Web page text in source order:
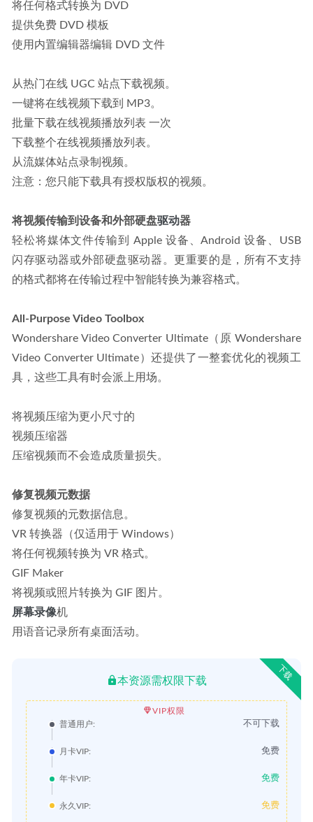
将任何格式转换为 DVD
提供免费 DVD 模板
使用内置编辑器编辑 DVD 文件
从热门在线 UGC 站点下载视频。
一键将在线视频下载到 MP3。
批量下载在线视频播放列表 一次
下载整个在线视频播放列表。
从流媒体站点录制视频。
注意：您只能下载具有授权版权的视频。
将视频传输到设备和外部硬盘驱动器
轻松将媒体文件传输到 Apple 设备、Android 设备、USB
闪存驱动器或外部硬盘驱动器。更重要的是，所有不支持
的格式都将在传输过程中智能转换为兼容格式。
All-Purpose Video Toolbox
Wondershare Video Converter Ultimate（原 Wondershare
Video Converter Ultimate）还提供了一整套优化的视频工
具，这些工具有时会派上用场。
将视频压缩为更小尺寸的
视频压缩器
压缩视频而不会造成质量损失。
修复视频元数据
修复视频的元数据信息。
VR 转换器（仅适用于 Windows）
将任何视频转换为 VR 格式。
GIF Maker
将视频或照片转换为 GIF 图片。
屏幕录像机
用语音记录所有桌面活动。
下载
本资源需权限下载
VIP权限
普通用户:
不可下载
月卡VIP: 免费
年卡VIP: 免费
永久VIP: 免费